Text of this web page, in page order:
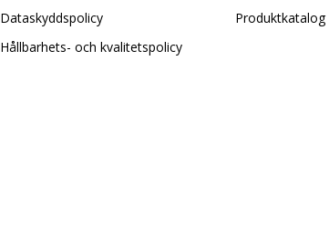
Dataskyddspolicy
Hållbarhets- och kvalitetspolicy
Produktkatalog